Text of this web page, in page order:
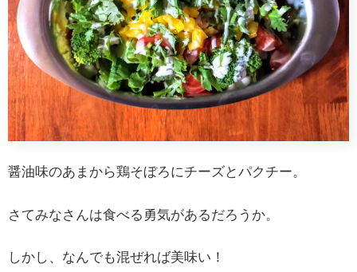
醤油味のあまから鶏そぼろにチーズとパクチー。
さてみなさんは食べる勇気があるだろうか。
しかし、なんでも混ぜれば美味い！